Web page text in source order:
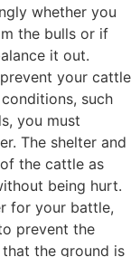
whether you
the bulls or if
it out.
your cattle
such
you must
The shelter and
the cattle as
being hurt.
for your battle,
prevent the
the ground is